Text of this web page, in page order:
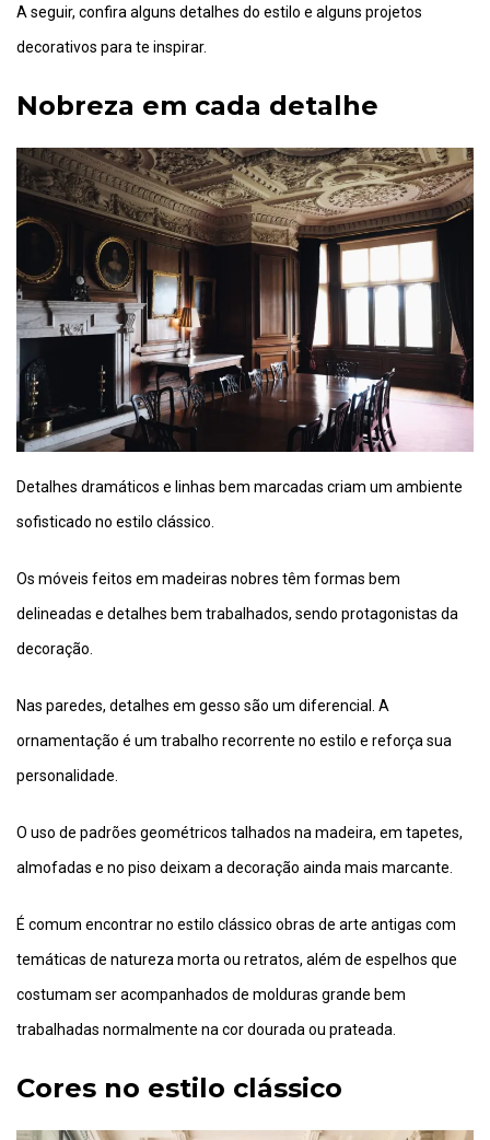
A seguir, confira alguns detalhes do estilo e alguns projetos
decorativos para te inspirar.
Nobreza em cada detalhe
Detalhes dramáticos e linhas bem marcadas criam um ambiente
sofisticado no estilo clássico.
Os móveis feitos em madeiras nobres têm formas bem
delineadas e detalhes bem trabalhados, sendo protagonistas da
decoração.
Nas paredes, detalhes em gesso são um diferencial. A
ornamentação é um trabalho recorrente no estilo e reforça sua
personalidade.
O uso de padrões geométricos talhados na madeira, em tapetes,
almofadas e no piso deixam a decoração ainda mais marcante.
É comum encontrar no estilo clássico obras de arte antigas com
temáticas de natureza morta ou retratos, além de espelhos que
costumam ser acompanhados de molduras grande bem
trabalhadas normalmente na cor dourada ou prateada.
Cores no estilo clássico